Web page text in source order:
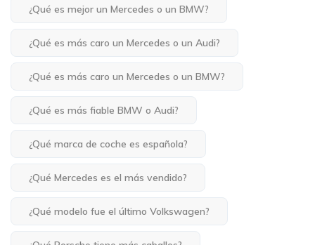
¿Qué es mejor un Mercedes o un BMW?
¿Qué es más caro un Mercedes o un Audi?
¿Qué es más caro un Mercedes o un BMW?
¿Qué es más fiable BMW o Audi?
¿Qué marca de coche es española?
¿Qué Mercedes es el más vendido?
¿Qué modelo fue el último Volkswagen?